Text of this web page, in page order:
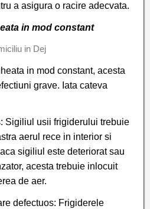
a asigura o racire adecvata.
in mod constant
in mod constant, acesta
grave. Iata cateva
Sigiliul usii frigiderului trebuie
aerul rece in interior si
sigiliul este deteriorat sau
acesta trebuie inlocuit
de aer.
defectuos: Frigiderele